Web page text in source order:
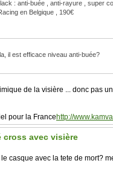
: anti-buée , anti-rayure , super
en Belgique , 190€
il est efficace niveau anti-buée?
de la visière ... donc pas
pour la France http://
cross avec visière
casque avec la tete de mort?